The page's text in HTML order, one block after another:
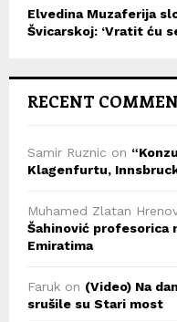
Elvedina Muzaferija
Švicarskoj: ‘Vratit ću
RECENT
Samir Ruznic on
Klagenfurtu,
Muhamed Zlatan
Šahinović profesorica
Emiratima
Faruk on (Video) Na
srušile su Stari most